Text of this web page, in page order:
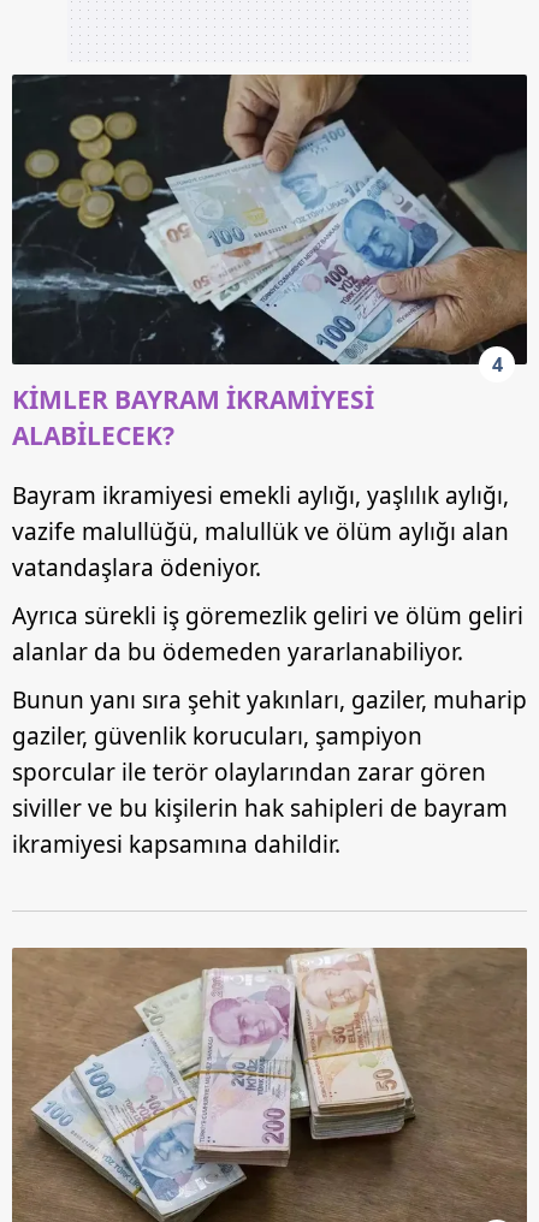
4
KİMLER BAYRAM İKRAMİYESİ
ALABİLECEK?
Bayram ikramiyesi emekli aylığı, yaşlılık aylığı,
vazife malullüğü, malullük ve ölüm aylığı alan
vatandaşlara ödeniyor.
Ayrıca sürekli iş göremezlik geliri ve ölüm geliri
alanlar da bu ödemeden yararlanabiliyor.
Bunun yanı sıra şehit yakınları, gaziler, muharip
gaziler, güvenlik korucuları, şampiyon
sporcular ile terör olaylarından zarar gören
siviller ve bu kişilerin hak sahipleri de bayram
ikramiyesi kapsamına dahildir.